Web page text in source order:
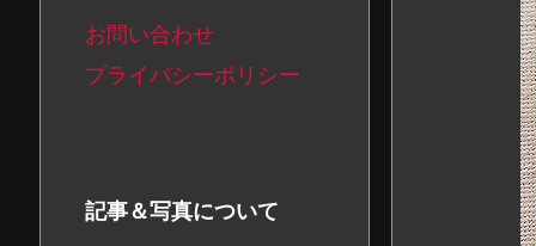
お問い合わせ
プライバシーポリシー
記事＆写真について